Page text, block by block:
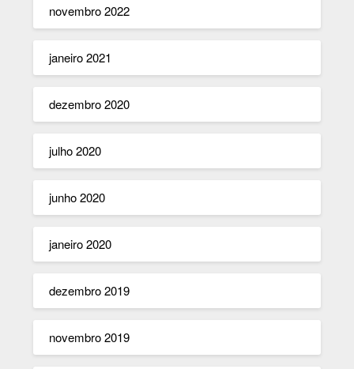
novembro 2022
janeiro 2021
dezembro 2020
julho 2020
junho 2020
janeiro 2020
dezembro 2019
novembro 2019